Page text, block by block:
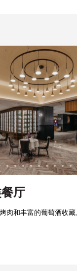
厅
肉和丰富的葡萄酒收藏